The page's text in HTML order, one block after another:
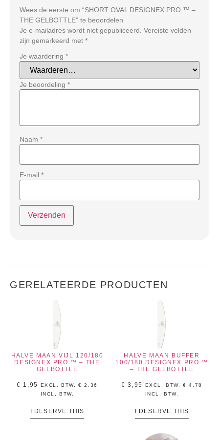
Wees de eerste om “SHORT OVAL DESIGNEX PRO ™ –
THE GELBOTTLE” te beoordelen
Je e-mailadres wordt niet gepubliceerd. Vereiste velden
zijn gemarkeerd met *
Je waardering *
Je beoordeling *
Naam *
E-mail *
GERELATEERDE PRODUCTEN
HALVE MAAN VIJL 120/180
DESIGNEX PRO ™ – THE
GELBOTTLE
€ 1,95 EXCL. BTW.€ 2,36
INCL, BTW.
I DESERVE THIS
HALVE MAAN BUFFER
100/180 DESIGNEX PRO ™
– THE GELBOTTLE
€ 3,95 EXCL. BTW.€ 4,78
INCL, BTW.
I DESERVE THIS